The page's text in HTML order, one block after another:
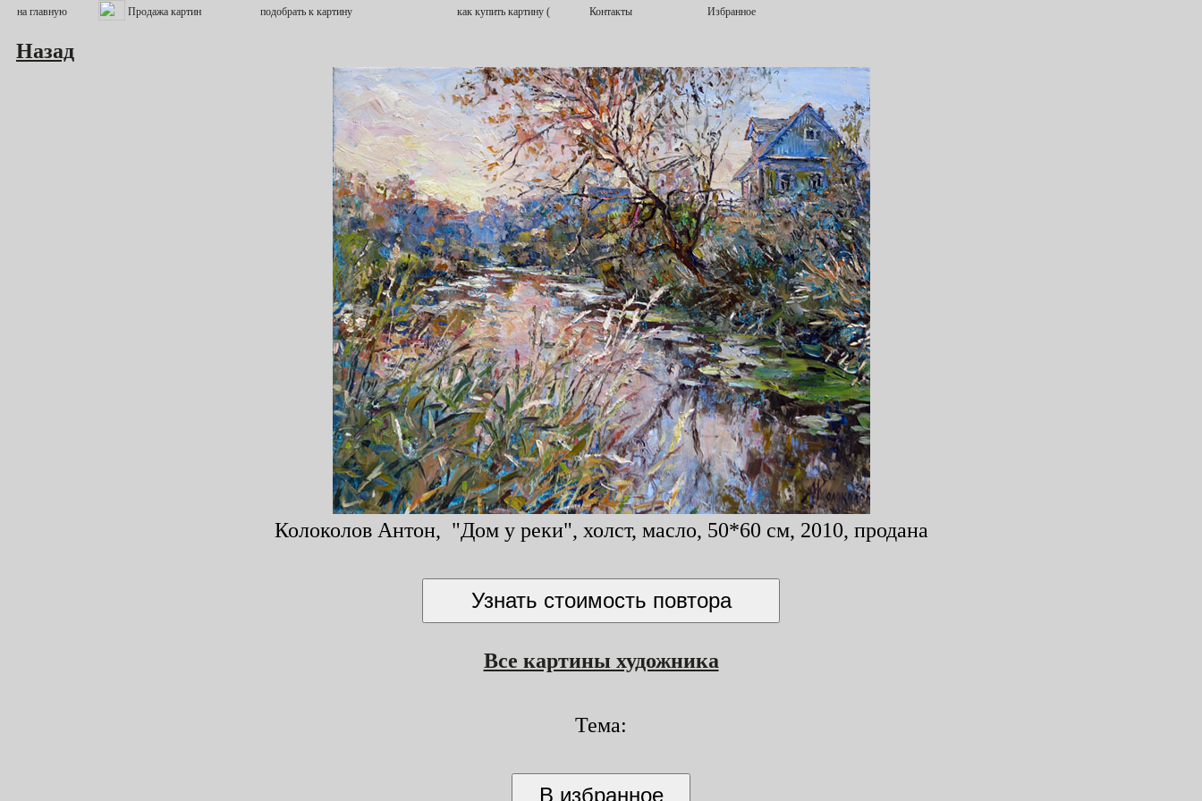
Назад
Колоколов Антон, "Дом у реки", холст, масло, 50*60 см, 2010, продана
Все картины художника
Тема: